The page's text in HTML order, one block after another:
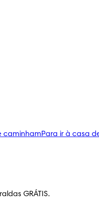
caminhamPara ir à casa
GRÁTIS.